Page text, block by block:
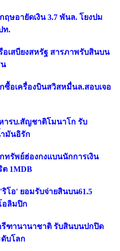
ษอายัดเงิน 3.7 พันล. โยงปม
ท.
อเสบียงสหรัฐ สารภาพรับสินบน
ซื้อเครื่องบินสวิสหมื่นล.สอบเจอ
ารบ.สัญชาติโมนาโก รับ
มันอิรัก
รัพย์ฮ่องกงแบนนักการเงิน
1MDB
โอ' ยอมรับจ่ายสินบน61.5
อลิมปิก
ฑานานาชาติ รับสินบนปกปิด
บโลก